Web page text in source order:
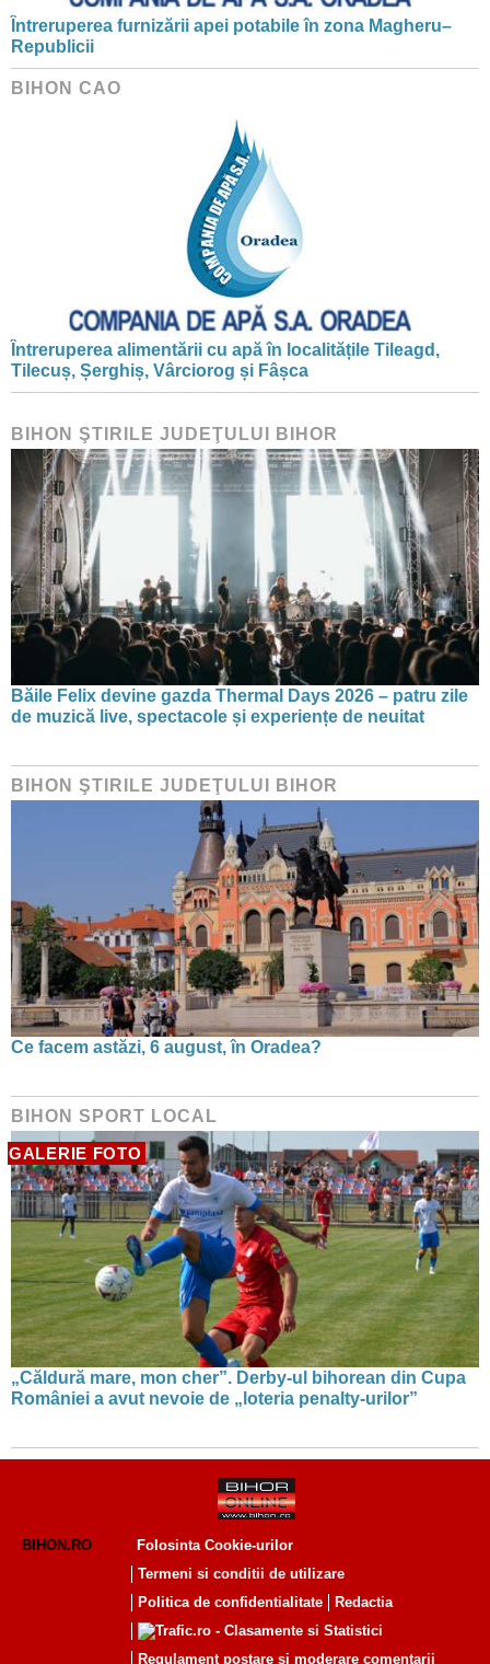
Întreruperea furnizării apei potabile în zona Magheru–
Republicii
BIHON CAO
Întreruperea alimentării cu apă în localitățile Tileagd,
Tilecuș, Șerghiș, Vârciorog și Fâșca
BIHON ŞTIRILE JUDEŢULUI BIHOR
Băile Felix devine gazda Thermal Days 2026 – patru zile
de muzică live, spectacole și experiențe de neuitat
BIHON ŞTIRILE JUDEŢULUI BIHOR
Ce facem astăzi, 6 august, în Oradea?
BIHON SPORT LOCAL
GALERIE FOTO
„Căldură mare, mon cher”. Derby-ul bihorean din Cupa
României a avut nevoie de „loteria penalty-urilor”
BIHON.RO
Folosinta Cookie-urilor
Termeni si conditii de utilizare
Politica de confidentialitate
Redactia
Regulament postare și moderare comentarii